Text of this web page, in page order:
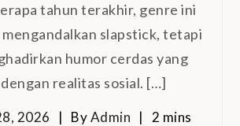
tahun terakhir, genre ini
slapstick, tetapi
humor cerdas yang
realitas sosial. […]
2026 ByAdmin
2 mins